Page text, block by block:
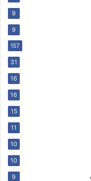
9
9
157
31
16
16
15
11
10
10
9